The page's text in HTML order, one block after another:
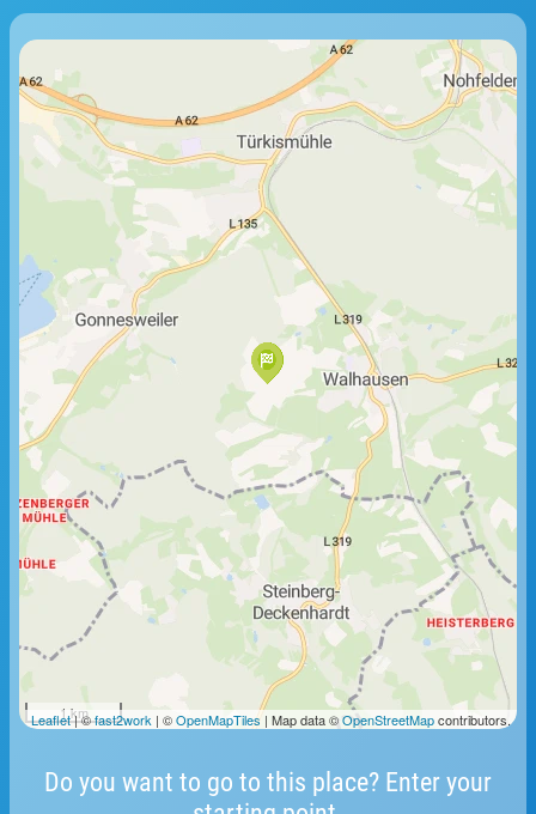
Do you want to go to this place? Enter your
1 km
Leaflet| ©fast2work | ©OpenMapTiles | Map data ©OpenStreetMapcontributors.